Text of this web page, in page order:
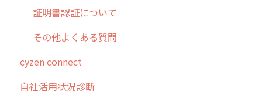
証明書認証について
その他よくある質問
cyzen connect
自社活用状況診断